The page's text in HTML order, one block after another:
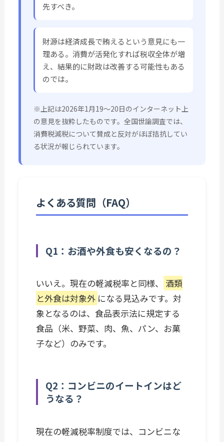
先すべき。
財源は経済成長で賄えるという意見にも一
理ある。消費が活発化すれば税収全体が増
え、結果的に財政は改善する可能性もある
のでは。
※上記は2026年1月19〜20日のインターネット上
の意見を抜粋したものです。全国世論調査では、
消費税減税について賛成と反対がほぼ拮抗してい
る状況が報じられています。
よくある質問（FAQ）
Q1：お酒や外食も安くなるの？
いいえ。現在の軽減税率と同様、
酒類
と外食は対象外 になる見込みです。対
象となるのは、食品表示法に規定する
食品（米、野菜、肉、魚、パン、お菓
子など）のみです。
Q2：コンビニのイートインはど
うなる？
現在の軽減税率制度では、コンビニな